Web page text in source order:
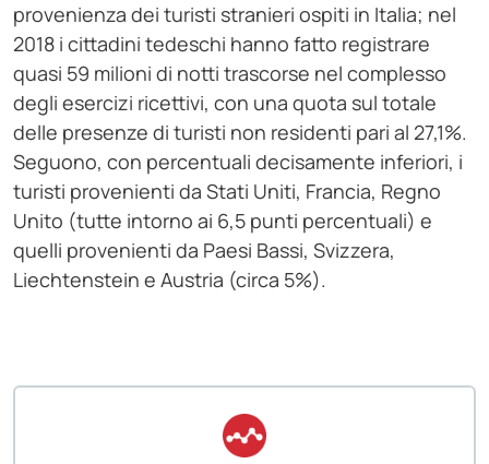
provenienza dei turisti stranieri ospiti in Italia; nel
2018 i cittadini tedeschi hanno fatto registrare
quasi 59 milioni di notti trascorse nel complesso
degli esercizi ricettivi, con una quota sul totale
delle presenze di turisti non residenti pari al 27,1%.
Seguono, con percentuali decisamente inferiori, i
turisti provenienti da Stati Uniti, Francia, Regno
Unito (tutte intorno ai 6,5 punti percentuali) e
quelli provenienti da Paesi Bassi, Svizzera,
Liechtenstein e Austria (circa 5%).